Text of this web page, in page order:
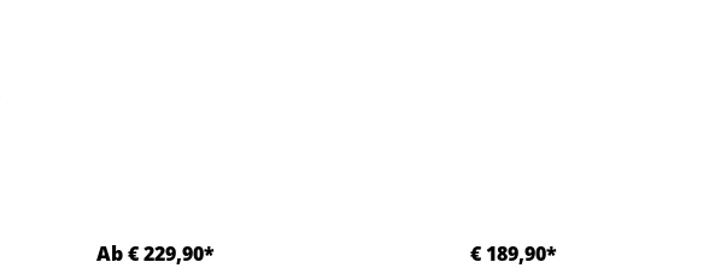
Ab € 229,90* € 189,90*